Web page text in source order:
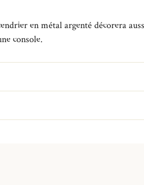
en métal argenté décorera
console.